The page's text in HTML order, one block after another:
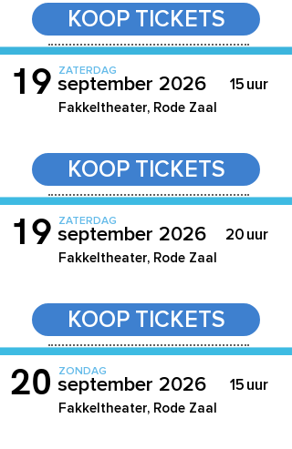
KOOP TICKETS
19 september 2026
ZATERDAG
15uur
Fakkeltheater, Rode Zaal
KOOP TICKETS
19 september 2026
ZATERDAG
20uur
Fakkeltheater, Rode Zaal
KOOP TICKETS
20 september 2026
ZONDAG
15uur
Fakkeltheater, Rode Zaal